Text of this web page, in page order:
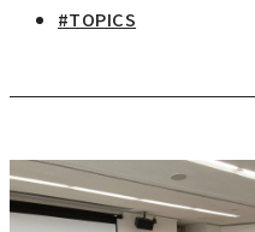
各種取り組
点検・評価
設置認可・
経済学部
学生生活
証明書発行
学費・奨学
就職・キャリ
就職・キャリア
キャリア支援
国際交流
#TOPICS